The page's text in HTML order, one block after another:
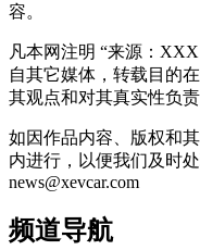
容。
凡本网注明 “来源：
自其它媒体，转载目的
其观点和对其真实性负责
如因作品内容、版权和
内进行，以便我们及时处
news@xevcar.com
频道导航